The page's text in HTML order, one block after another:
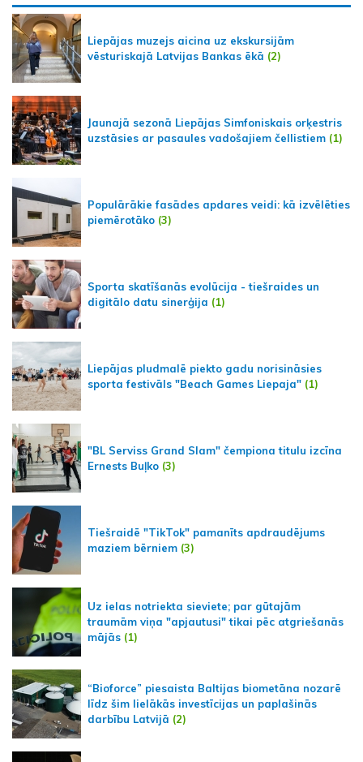
Liepājas muzejs aicina uz ekskursijām
vēsturiskajā Latvijas Bankas ēkā (2)
Jaunajā sezonā Liepājas Simfoniskais orķestris
uzstāsies ar pasaules vadošajiem čellistiem (1)
Populārākie fasādes apdares veidi: kā izvēlēties
piemērotāko (3)
Sporta skatīšanās evolūcija - tiešraides un
digitālo datu sinerģija (1)
Liepājas pludmalē piekto gadu norisināsies
sporta festivāls "Beach Games Liepaja" (1)
"BL Serviss Grand Slam" čempiona titulu izcīna
Ernests Buļko (3)
Tiešraidē "TikTok" pamanīts apdraudējums
maziem bērniem (3)
Uz ielas notriekta sieviete; par gūtajām
traumām viņa "apjautusi" tikai pēc atgriešanās
mājās (1)
“Bioforce” piesaista Baltijas biometāna nozarē
līdz šim lielākās investīcijas un paplašinās
darbību Latvijā (2)